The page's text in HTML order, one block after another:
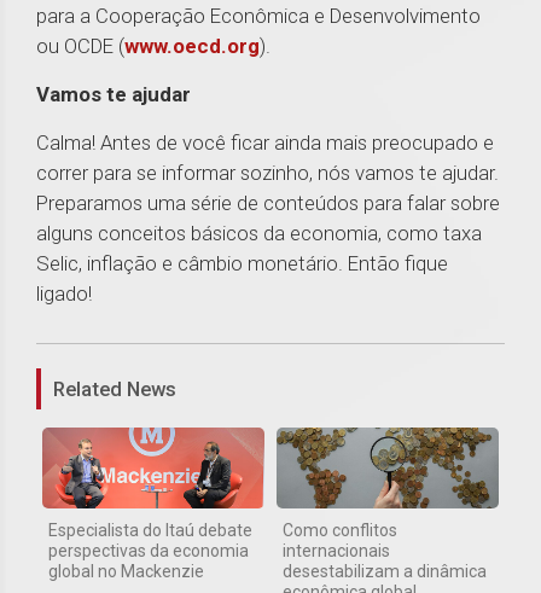
para a Cooperação Econômica e Desenvolvimento
ou OCDE (www.oecd.org).
Vamos te ajudar
Calma! Antes de você ficar ainda mais preocupado e
correr para se informar sozinho, nós vamos te ajudar.
Preparamos uma série de conteúdos para falar sobre
alguns conceitos básicos da economia, como taxa
Selic, inflação e câmbio monetário. Então fique
ligado!
Related News
Especialista do Itaú debate
perspectivas da economia
global no Mackenzie
Como conflitos
internacionais
desestabilizam a dinâmica